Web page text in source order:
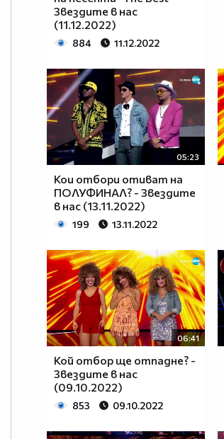
Звездите в нас
(11.12.2022)
884 11.12.2022
05:23
Кои отбори отиват на
ПОЛУФИНАЛ? - Звездите
в нас (13.11.2022)
199 13.11.2022
06:41
Кой отбор ще отпадне? -
Звездите в нас
(09.10.2022)
853 09.10.2022